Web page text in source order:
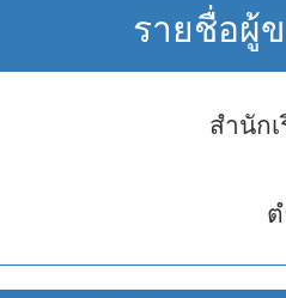
รายชื่อผู้
สำนัก